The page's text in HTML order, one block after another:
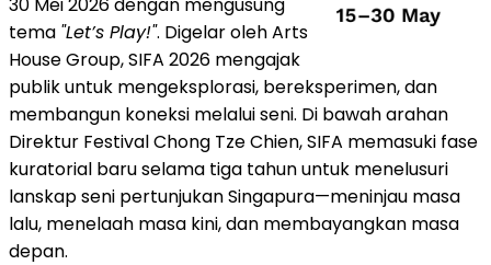
tema "Let’s Play!". Digelar oleh Arts
House Group, SIFA 2026 mengajak
publik untuk mengeksplorasi, bereksperimen, dan
membangun koneksi melalui seni. Di bawah arahan
Direktur Festival Chong Tze Chien, SIFA memasuki fase
kuratorial baru selama tiga tahun untuk menelusuri
lanskap seni pertunjukan Singapura—meninjau masa
lalu, menelaah masa kini, dan membayangkan masa
depan.